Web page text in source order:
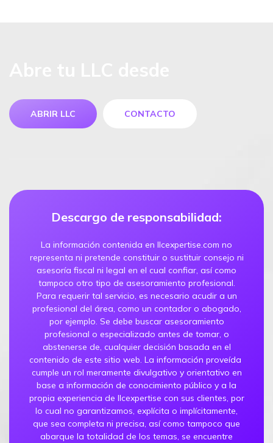
ABRIR LLC CONTACTO
Descargo de responsabilidad:
La información contenida en llcexpertise.com no
representa ni pretende constituir o sustituir consejo ni
asesoría fiscal ni legal en el cual confiar, así como
tampoco otro tipo de asesoramiento profesional.
Para requerir tal servicio, es necesario acudir a un
profesional del área, como un contador o abogado,
por ejemplo. Se debe buscar asesoramiento
profesional o especializado antes de tomar, o
abstenerse de, cualquier decisión basada en el
contenido de este sitio web. La información proveída
cumple un rol meramente divulgativo y orientativo en
base a información de conocimiento público y a la
propia experiencia de llcexpertise con sus clientes, por
lo cual no garantizamos, explícita o implícitamente,
que sea completa ni precisa, así como tampoco que
abarque la totalidad de los temas, se encuentre